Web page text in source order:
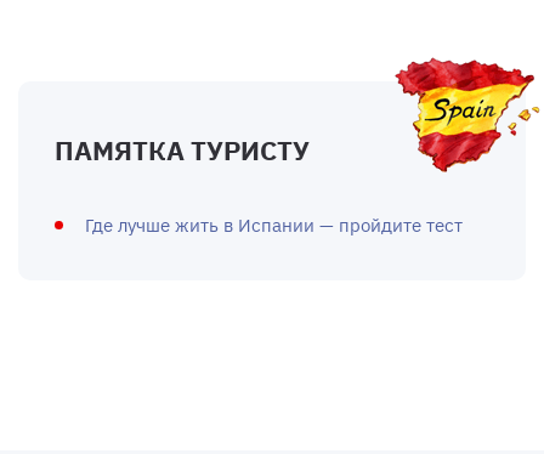
ПАМЯТКА ТУРИСТУ
Где лучше жить в Испании — пройдите тест